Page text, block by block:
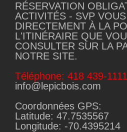
RÉSERVATION
ACTIVITÉS - SVP
DIRECTEMENT À LA
L'ITINÉRAIRE QUE
CONSULTER SUR LA
NOTRE SITE.
Téléphone: 418 439-1111
info@lepicbois.com
Coordonnées GPS:
Latitude: 47.7535567
Longitude: -70.4395214